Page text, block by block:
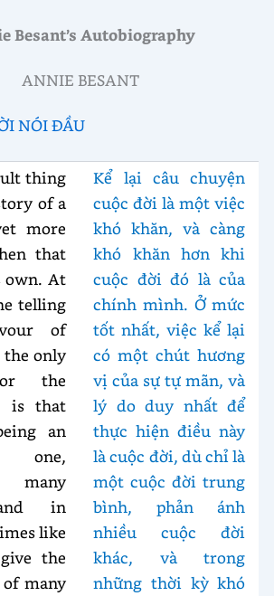
Besant’s Autobiography
ANNIE BESANT
NÓI ĐẦU
thing
of a
more
that
own. At
telling
of
the only
the
is that
an
one,
in
like
the
of many
Kể lại câu chuyện
cuộc đời là một việc
khó khăn, và càng
khó khăn hơn khi
cuộc đời đó là của
chính mình. Ở mức
tốt nhất, việc kể lại
có một chút hương
vị của sự tự mãn, và
lý do duy nhất để
thực hiện điều này
là cuộc đời, dù chỉ là
một cuộc đời trung
bình, phản ánh
nhiều cuộc đời
khác, và trong
những thời kỳ khó